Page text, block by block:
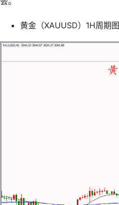
黄金（XAUUSD）1H周期图